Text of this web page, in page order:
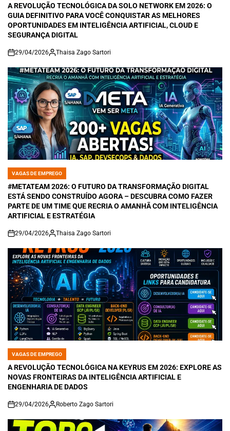
IN
A REVOLUÇÃO TECNOLÓGICA DA SOLO NETWORK EM 2026: O
GUIA DEFINITIVO PARA VOCÊ CONQUISTAR AS MELHORES
OPORTUNIDADES EM INTELIGÊNCIA ARTIFICIAL, CLOUD E
SEGURANÇA DIGITAL
on
29/04/2026 Thaisa Zago Sartori
POSTED
IN
VAGAS DE EMPREGO
#METATEAM 2026: O FUTURO DA TRANSFORMAÇÃO DIGITAL
ESTÁ SENDO CONSTRUÍDO AGORA – DESCUBRA COMO FAZER
PARTE DE UM TIME QUE RECRIA O AMANHÃ COM INTELIGÊNCIA
ARTIFICIAL E ESTRATÉGIA
on
29/04/2026 Thaisa Zago Sartori
POSTED
IN
VAGAS DE EMPREGO
A REVOLUÇÃO TECNOLÓGICA NA KEYRUS EM 2026: EXPLORE AS
NOVAS FRONTEIRAS DA INTELIGÊNCIA ARTIFICIAL E
ENGENHARIA DE DADOS
on
29/04/2026 Roberto Zago Sartori